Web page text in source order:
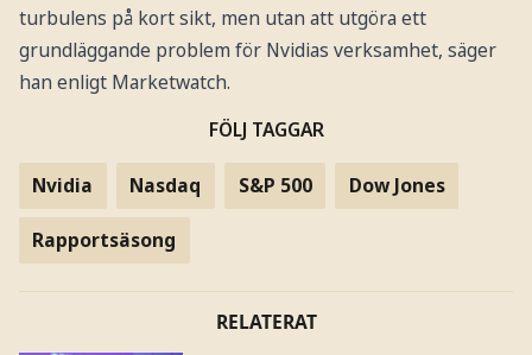
turbulens på kort sikt, men utan att utgöra ett
grundläggande problem för Nvidias verksamhet, säger
han enligt Marketwatch.
FÖLJ TAGGAR
Nvidia Nasdaq S&P 500 Dow Jones
Rapportsäsong
RELATERAT